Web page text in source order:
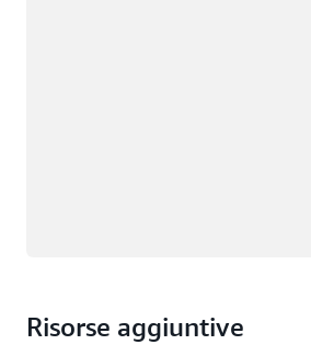
Risorse aggiuntive